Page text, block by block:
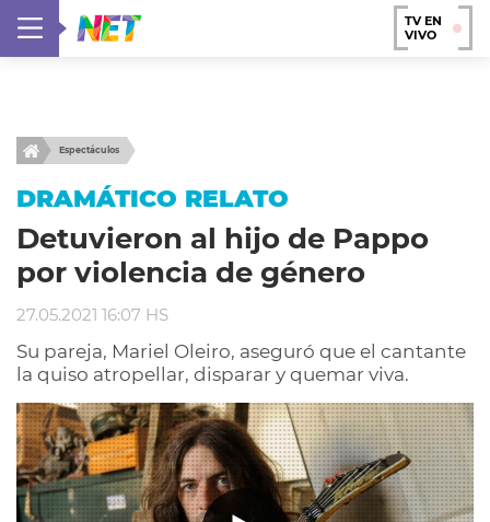
TV EN
VIVO
Espectáculos
DRAMÁTICO RELATO
Detuvieron al hijo de Pappo
por violencia de género
27.05.2021 16:07 HS
Su pareja, Mariel Oleiro, aseguró que el cantante
la quiso atropellar, disparar y quemar viva.